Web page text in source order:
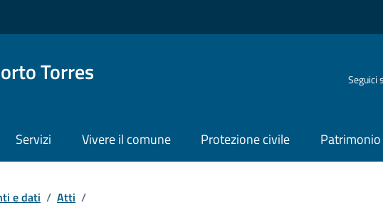
Torres Seguici
Servizi Vivere il comune Protezione civile
e dati / Atti /